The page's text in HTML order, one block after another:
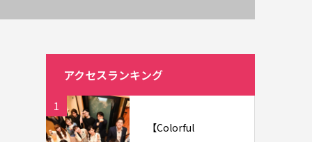
アクセスランキング
1
【Colorful